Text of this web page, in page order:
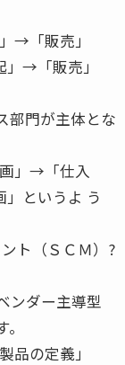
→「販売」
→「販売」
部門が主体とな
」→「仕入
というよ う
ト（ＳＣＭ）?
ンダー主導型
品の定義」